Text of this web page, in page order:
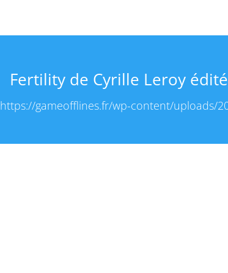
Fertility de Cyrille Leroy
https://gameofflines.fr/wp-content/uploads/